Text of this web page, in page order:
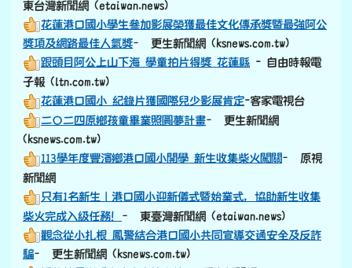
花蓮港口國小學生參加影展榮獲最佳文化傳承獎暨最強阿公
獎項及網路最佳人氣獎– 更生新聞網 (ksnews.com.tw)
跟頭目阿公上山下海 學童拍片得獎 花蓮縣- 自由時報電
子報 (ltn.com.tw)
花蓮港口國小 紀錄片獲國際兒少影展肯定
二〇二四原鄉孩童畢業照圓夢計畫– 更生新聞網
(ksnews.com.tw)
113學年度豐濱鄉港口國小開學 新生收集柴火闖關
新聞網
只有1名新生｜港口國小迎新儀式暨始業式，協助新生收集
柴火完成入級任務！– 東臺灣新聞網 (etaiwan.news)
觀念從小扎根 鳳警結合港口國小共同宣導交通安全及反詐
騙– 更生新聞網 (ksnews.com.tw)
退休校長謝明生分享書法奧妙– 更生新聞網